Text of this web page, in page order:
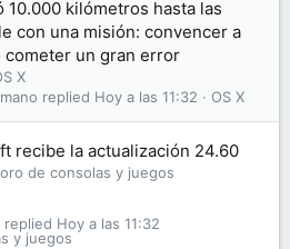
10.000 kilómetros hasta las
con una misión: convencer a
cometer un gran error
X
OS X
Hoy a las 11:32
recibe la actualización 24.60
de consolas y juegos
y juegos
Hoy a las 11:32